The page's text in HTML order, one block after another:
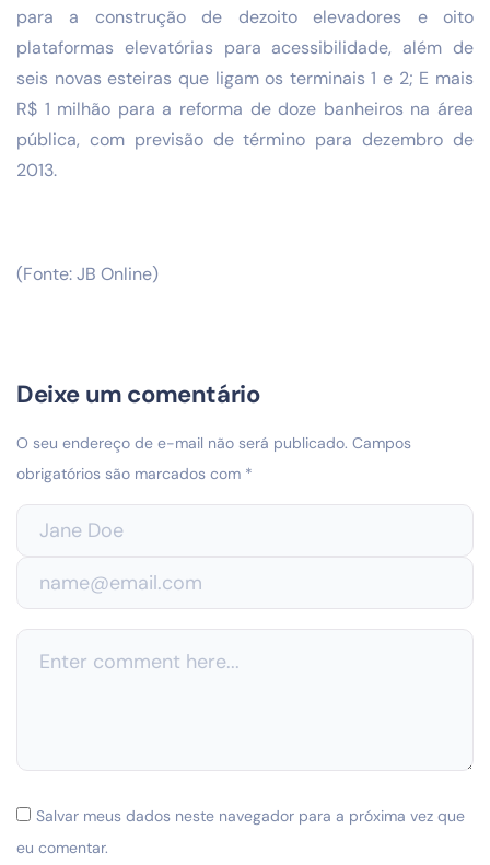
para a construção de dezoito elevadores e oito
plataformas elevatórias para acessibilidade, além de
seis novas esteiras que ligam os terminais 1 e 2; E mais
R$ 1 milhão para a reforma de doze banheiros na área
pública, com previsão de término para dezembro de
2013.
(Fonte: JB Online)
Deixe um comentário
O seu endereço de e-mail não será publicado. Campos
obrigatórios são marcados com *
Salvar meus dados neste navegador para a próxima vez que
eu comentar.